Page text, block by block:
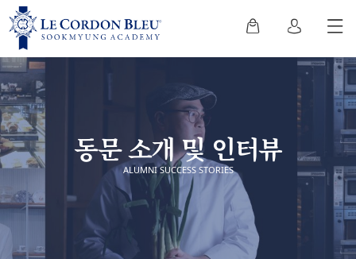
동문 소개 및 인터뷰
ALUMNI SUCCESS STORIES